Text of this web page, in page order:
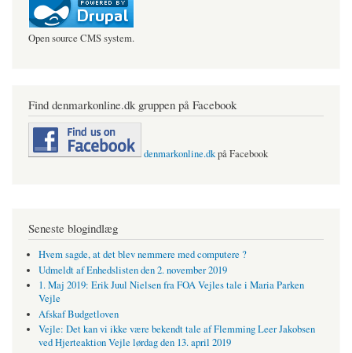
Open source CMS system.
Find denmarkonline.dk gruppen på Facebook
denmarkonline.dkpå Facebook
Seneste blogindlæg
Hvem sagde, at det blev nemmere med computere ?
Udmeldt af Enhedslisten den 2. november 2019
1. Maj 2019: Erik Juul Nielsen fra FOA Vejles tale i Maria Parken
Vejle
Afskaf Budgetloven
Vejle: Det kan vi ikke være bekendt tale af Flemming Leer Jakobsen
ved Hjerteaktion Vejle lørdag den 13. april 2019